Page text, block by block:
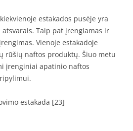
estakados pusėje yra
Taip pat įrengiamas ir
Vienoje estakadoje
rūšių naftos produktų. Šiuo metu
įrenginiai apatinio naftos
estakada [23]